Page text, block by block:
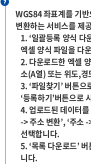
WGS84 좌표계를 기
변환하는 서비스를 제
1. ‘일괄등록 양식 다
엑셀 양식 파일을 다
2. 다운로드한 엑셀
소(A열) 또는 위도,
3. ‘파일찾기’ 버튼
‘등록하기’버튼으로
4. 업로드된 데이터를
-> 주소 변환’, ‘주소
선택합니다.
5. ‘목록 다운로드’
니다.